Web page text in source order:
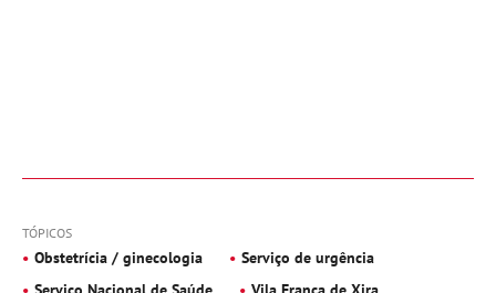
TÓPICOS
Obstetrícia / ginecologia
Serviço de urgência